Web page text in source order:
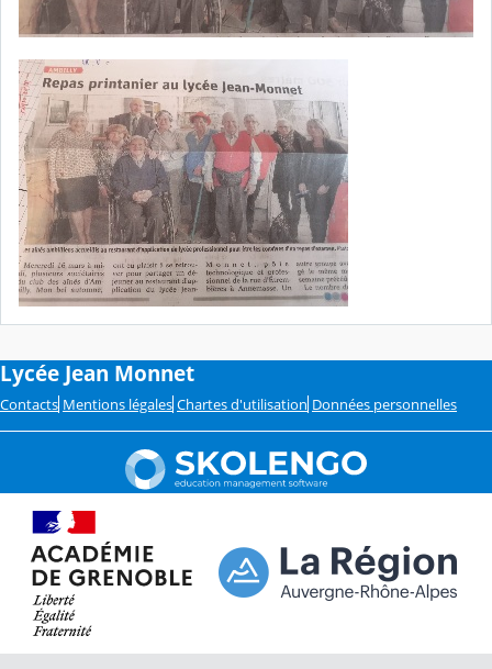
Lycée Jean Monnet
Contacts Mentions légales Chartes d'utilisation Données personnelles